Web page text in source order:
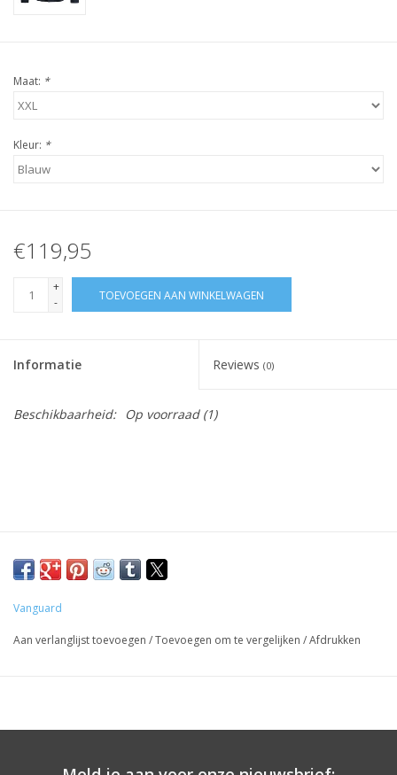
Maat: *
Kleur: *
€119,95
+
-
TOEVOEGEN AAN WINKELWAGEN
Informatie Reviews (0)
Beschikbaarheid: Op voorraad(1)
Vanguard
Aan verlanglijst toevoegen /Toevoegen om te vergelijken /Afdrukken